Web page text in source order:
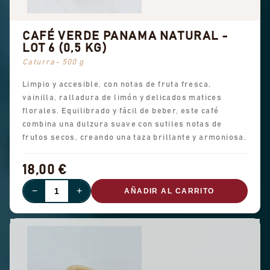
CAFÉ VERDE PANAMA NATURAL -
LOT 6 (0,5 KG)
Caturra- 500 g
Limpio y accesible, con notas de fruta fresca,
vainilla, ralladura de limón y delicados matices
florales. Equilibrado y fácil de beber, este café
combina una dulzura suave con sutiles notas de
frutos secos, creando una taza brillante y armoniosa.
18,00 €
− + AÑADIR AL CARRITO